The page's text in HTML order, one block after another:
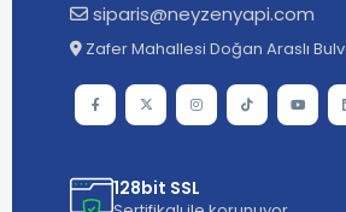
siparis@neyzenyapi.com
Zafer Mahallesi Doğan Araslı
128bit SSL